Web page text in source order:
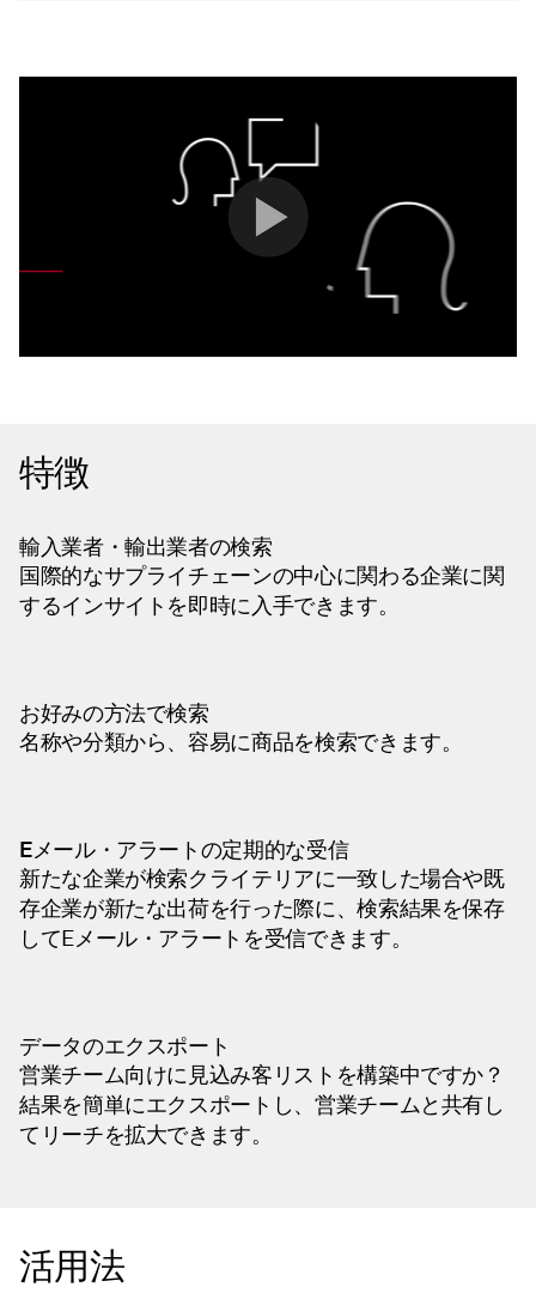
特徴
輸入業者・輸出業者の検索
国際的なサプライチェーンの中心に関わる企業に関
するインサイトを即時に入手できます。
お好みの方法で検索
名称や分類から、容易に商品を検索できます。
Eメール・アラートの定期的な受信
新たな企業が検索クライテリアに一致した場合や既
存企業が新たな出荷を行った際に、検索結果を保存
してEメール・アラートを受信できます。
データのエクスポート
営業チーム向けに見込み客リストを構築中ですか？
結果を簡単にエクスポートし、営業チームと共有し
てリーチを拡大できます。
活用法